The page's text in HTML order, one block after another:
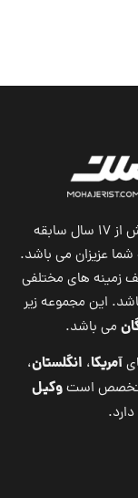
تا کنون با بیش از ۱۷ سال سابقه
عزیزان می باشد.
زمینه های مختلفی
این مجموعه زیر
می باشد.
آمریکا، انگلستان،
استوکیل